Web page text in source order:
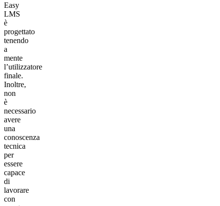
Easy
LMS
è
progettato
tenendo
a
mente
l’utilizzatore
finale.
Inoltre,
non
è
necessario
avere
una
conoscenza
tecnica
per
essere
capace
di
lavorare
con